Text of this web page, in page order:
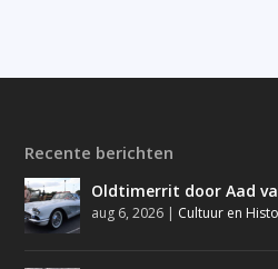
Recente berichten
Oldtimerrit door Aad
aug 6, 2026 | Cultuur en